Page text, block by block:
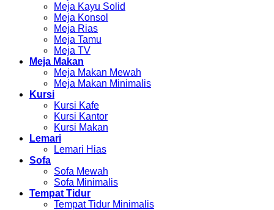
Meja Kayu Solid
Meja Konsol
Meja Rias
Meja Tamu
Meja TV
Meja Makan
Meja Makan Mewah
Meja Makan Minimalis
Kursi
Kursi Kafe
Kursi Kantor
Kursi Makan
Lemari
Lemari Hias
Sofa
Sofa Mewah
Sofa Minimalis
Tempat Tidur
Tempat Tidur Minimalis